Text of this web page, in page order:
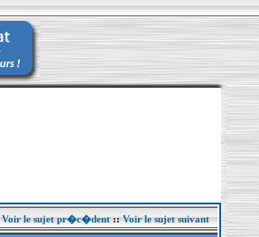
Voir le sujet pr�c�dent::Voir le sujet suivant